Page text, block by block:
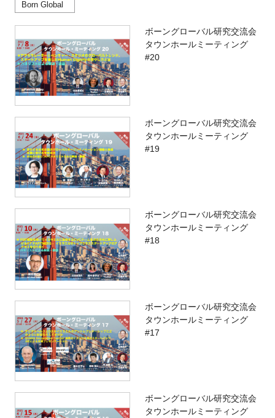
Born Global
ボーングローバル研究交流会
タウンホールミーティング
#20
ボーングローバル研究交流会
タウンホールミーティング
#19
ボーングローバル研究交流会
タウンホールミーティング
#18
ボーングローバル研究交流会
タウンホールミーティング
#17
ボーングローバル研究交流会
タウンホールミーティング